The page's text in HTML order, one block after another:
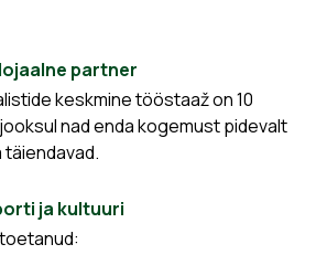
partner
keskmine tööstaaž on 10
nad enda kogemust pidevalt
ja kultuuri